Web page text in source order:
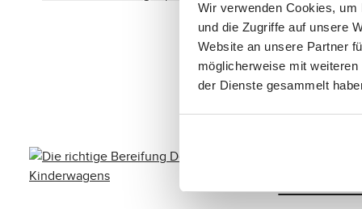
Wir verwenden Cookies,
und die Zugriffe auf unsere
Website an unsere Partner
möglicherweise mit
der Dienste gesammelt
How-
Damit Dein
solltest Du
Welcher
Die